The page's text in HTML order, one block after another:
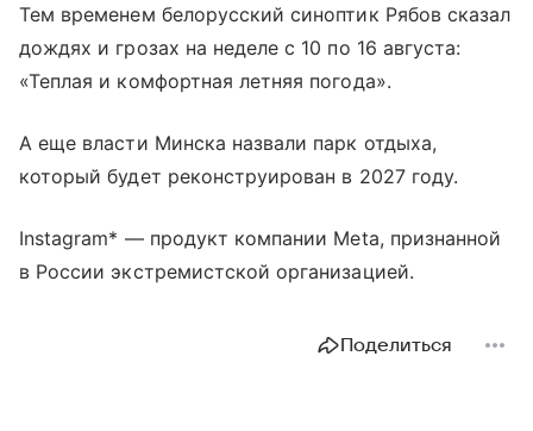
Тем временем белорусский синоптик Рябов сказал
дождях и грозах на неделе с 10 по 16 августа:
«Теплая и комфортная летняя погода».
А еще власти Минска назвали парк отдыха,
который будет реконструирован в 2027 году.
Instagram* — продукт компании Meta, признанной
в России экстремистской организацией.
Поделиться